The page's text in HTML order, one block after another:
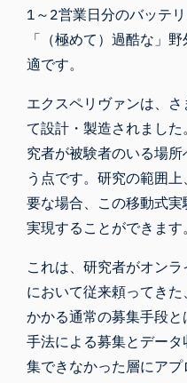
1～2営業日分のバッテ
「（極めて）過酷な」
適です。
エクスペリヴァンは、
て設計・製造されまし
究者が被験者のいる場
う点です。研究の範囲
要な場合、この移動式
実現することができます
これは、研究者がオン
において従来頼ってき
かかる通常の募集手段
手法による募集とデー
集できなかった層にア